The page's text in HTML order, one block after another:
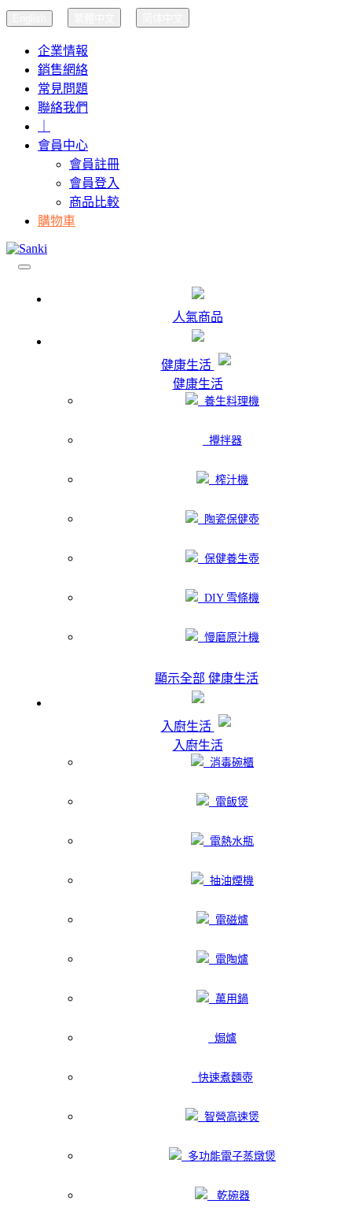
企業情報
銷售網絡
常見問題
聯絡我們
會員中心
會員註冊
會員登入
商品比較
購物車
人氣商品
健康生活
健康生活
養生料理機
攪拌器
榨汁機
陶瓷保健壺
保健養生壺
DIY 雪條機
慢磨原汁機
顯示全部 健康生活
入廚生活
入廚生活
消毒碗櫃
電飯煲
電熱水瓶
抽油煙機
電磁爐
電陶爐
萬用鍋
焗爐
快速煮麵壺
智營高速煲
多功能電子蒸燉煲
乾碗器